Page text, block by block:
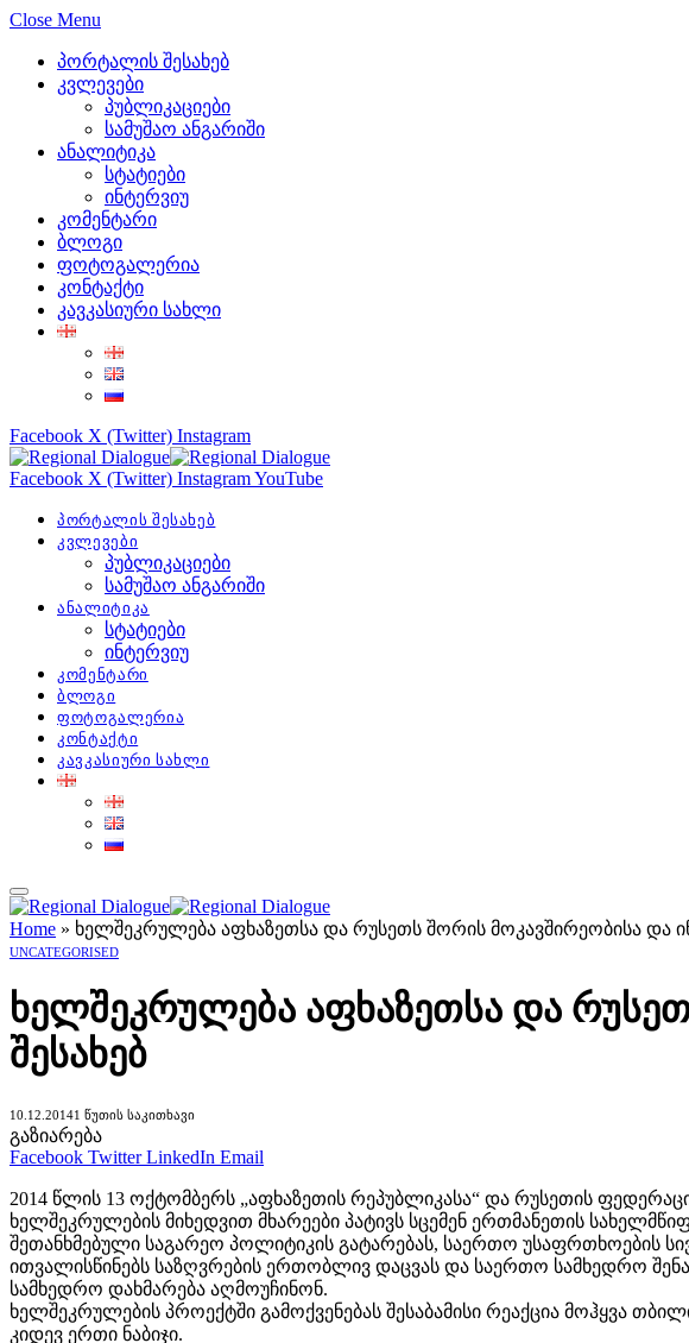
Close Menu
პორტალის შესახებ
კვლევები
პუბლიკაციები
სამუშაო ანგარიში
ანალიტიკა
სტატიები
ინტერვიუ
კომენტარი
ბლოგი
ფოტოგალერია
კონტაქტი
კავკასიური სახლი
Facebook X (Twitter) Instagram
Facebook X (Twitter) InstagramYouTube
პორტალის შესახებ
კვლევები
პუბლიკაციები
სამუშაო ანგარიში
ანალიტიკა
სტატიები
ინტერვიუ
კომენტარი
ბლოგი
ფოტოგალერია
კონტაქტი
კავკასიური სახლი
Home » ხელშეკრულება აფხაზეთსა და რუსეთს შორის მოკავშირეობისა და
UNCATEGORISED
ხელშეკრულება აფხაზეთსა და
შესახებ
10.12.20141 ᲬᲣᲗᲘᲡ ᲡᲐᲙᲘᲗᲮᲐᲕᲘ
გაზიარება
Facebook Twitter LinkedIn Email
2014 წლის 13 ოქტომბერს „აფხაზეთის რეპუბლიკასა“ და რუსეთის
ხელშეკრულების მიხედვით მხარეები პატივს სცემენ ერთმანეთის
შეთანხმებული საგარეო პოლიტიკის გატარებას, საერთო უსაფრთხოების
ითვალისწინებს საზღვრების ერთობლივ დაცვას და საერთო სამხედრო
სამხედრო დახმარება აღმოუჩინონ.
ხელშეკრულების პროექტში გამოქვენებას შესაბამისი რეაქცია მოჰყვა
კიდევ ერთი ნაბიჯი.